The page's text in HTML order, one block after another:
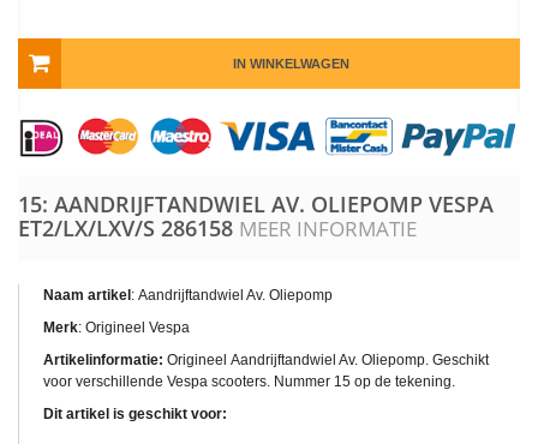
IN WINKELWAGEN
15: AANDRIJFTANDWIEL AV. OLIEPOMP VESPA
ET2/LX/LXV/S 286158 MEER INFORMATIE
Naam artikel : Aandrijftandwiel Av. Oliepomp
Merk: Origineel Vespa
Artikelinformatie: Origineel Aandrijftandwiel Av. Oliepomp. Geschikt
voor verschillende Vespa scooters. Nummer 15 op de tekening.
Dit artikel is geschikt voor: